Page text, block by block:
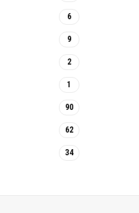
6
9
2
1
90
62
34